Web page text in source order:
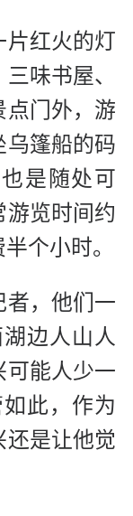
片红火的灯
味书屋、
点门外，游
乌篷船的码
是随处可
游览时间约
个小时。
者，他们一
边人山人
可能人少一
此，作为
还是让他觉